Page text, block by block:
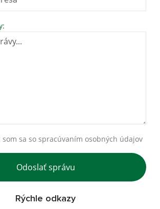
sa so spracúvaním osobných údajov
Odoslať správu
Rýchle odkazy